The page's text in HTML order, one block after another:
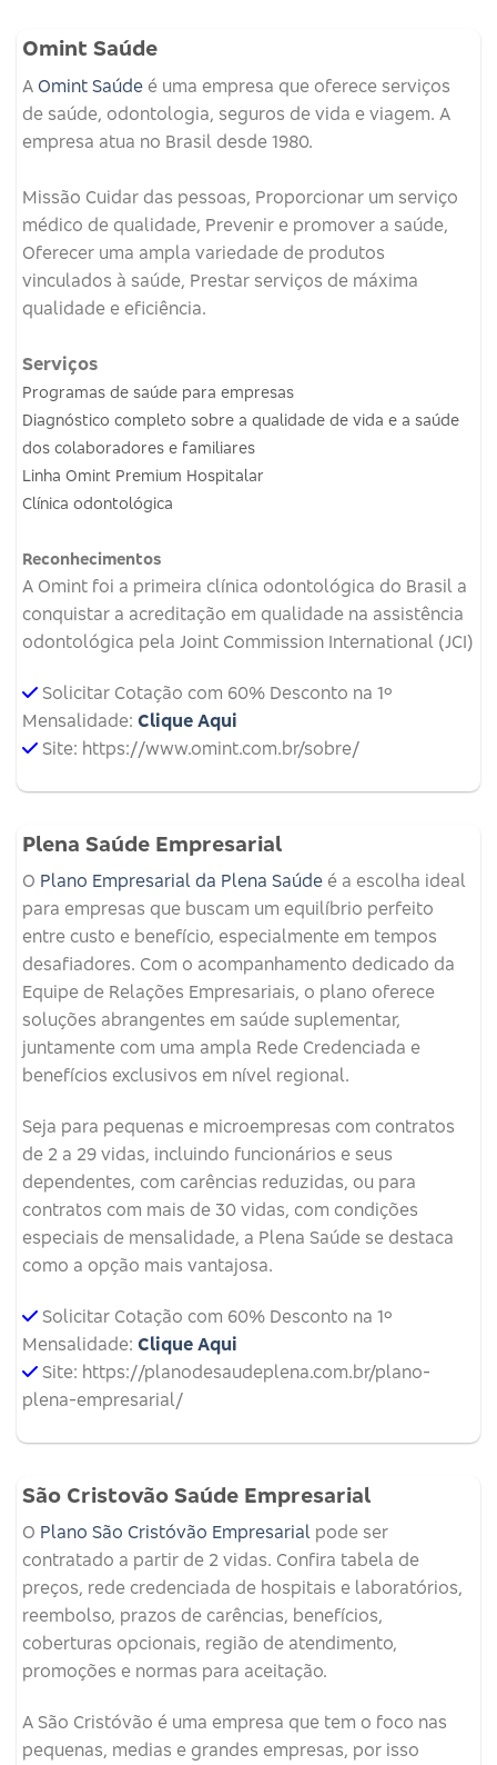
Omint Saúde
A Omint Saúde é uma empresa que oferece serviços
de saúde, odontologia, seguros de vida e viagem. A
empresa atua no Brasil desde 1980.
Missão Cuidar das pessoas, Proporcionar um serviço
médico de qualidade, Prevenir e promover a saúde,
Oferecer uma ampla variedade de produtos
vinculados à saúde, Prestar serviços de máxima
qualidade e eficiência.
Serviços
Programas de saúde para empresas
Diagnóstico completo sobre a qualidade de vida e a saúde
dos colaboradores e familiares
Linha Omint Premium Hospitalar
Clínica odontológica
Reconhecimentos
A Omint foi a primeira clínica odontológica do Brasil a
conquistar a acreditação em qualidade na assistência
odontológica pela Joint Commission International (JCI)
Solicitar Cotação com 60% Desconto na 1º
Mensalidade: Clique Aqui
Site: https://www.omint.com.br/sobre/
Plena Saúde Empresarial
O Plano Empresarial da Plena Saúde é a escolha ideal
para empresas que buscam um equilíbrio perfeito
entre custo e benefício, especialmente em tempos
desafiadores. Com o acompanhamento dedicado da
Equipe de Relações Empresariais, o plano oferece
soluções abrangentes em saúde suplementar,
juntamente com uma ampla Rede Credenciada e
benefícios exclusivos em nível regional.
Seja para pequenas e microempresas com contratos
de 2 a 29 vidas, incluindo funcionários e seus
dependentes, com carências reduzidas, ou para
contratos com mais de 30 vidas, com condições
especiais de mensalidade, a Plena Saúde se destaca
como a opção mais vantajosa.
Solicitar Cotação com 60% Desconto na 1º
Mensalidade: Clique Aqui
Site: https://planodesaudeplena.com.br/plano-
plena-empresarial/
São Cristovão Saúde Empresarial
O Plano São Cristóvão Empresarial pode ser
contratado a partir de 2 vidas. Confira tabela de
preços, rede credenciada de hospitais e laboratórios,
reembolso, prazos de carências, benefícios,
coberturas opcionais, região de atendimento,
promoções e normas para aceitação.
A São Cristóvão é uma empresa que tem o foco nas
pequenas, medias e grandes empresas, por isso